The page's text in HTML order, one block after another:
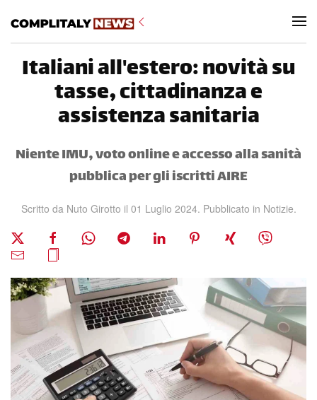
Italiani all'estero: novità su
tasse, cittadinanza e
assistenza sanitaria
Niente IMU, voto online e accesso alla sanità
pubblica per gli iscritti AIRE
Scritto da Nuto Girotto il 01 Luglio 2024. Pubblicato in Notizie.